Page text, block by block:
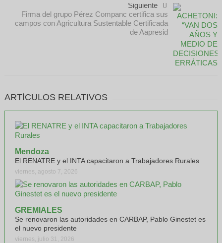
Siguiente
Firma del grupo Pérez Companc certifica sus
campos con Agricultura Sustentable Certificada
de Aapresid
ARTÍCULOS RELATIVOS
Mendoza
El RENATRE y el INTA capacitaron a Trabajadores Rurales
viernes, agosto 7, 2026
GREMIALES
Se renovaron las autoridades en CARBAP, Pablo Ginestet es
el nuevo presidente
viernes, julio 31, 2026